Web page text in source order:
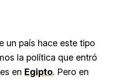
un país hace este tipo
la política que entró
en Egipto. Pero en